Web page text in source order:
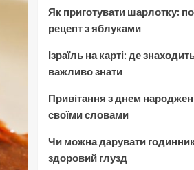
Як приготувати шарлотку:
рецепт з яблуками
Ізраїль на карті: де
важливо знати
Привітання з днем
своїми словами
Чи можна дарувати
здоровий глузд